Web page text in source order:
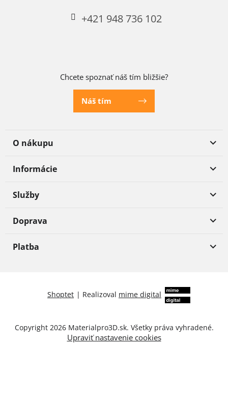
+421 948 736 102
Chcete spoznať náš tím bližšie?
Náš tím
O nákupu
Informácie
Služby
Doprava
Platba
Shoptet | Realizoval mime digital
Copyright 2026 Materialpro3D.sk. Všetky práva vyhradené.
Upraviť nastavenie cookies